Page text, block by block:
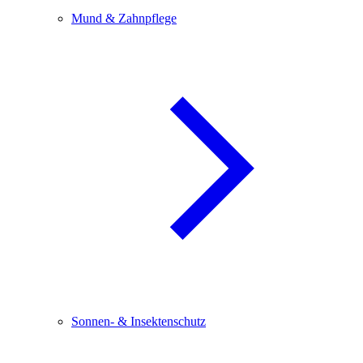
Mund & Zahnpflege
Sonnen- & Insektenschutz